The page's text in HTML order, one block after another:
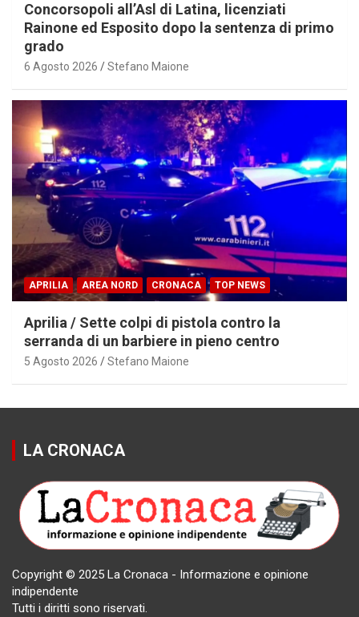
Concorsopoli all’Asl di Latina, licenziati
Rainone ed Esposito dopo la sentenza di primo
grado
6 Agosto 2026 Stefano Maione
APRILIA AREA NORD CRONACA TOP NEWS
Aprilia / Sette colpi di pistola contro la
serranda di un barbiere in pieno centro
5 Agosto 2026 Stefano Maione
LA CRONACA
Copyright © 2025 La Cronaca - Informazione e opinione
indipendente
Tutti i diritti sono riservati.